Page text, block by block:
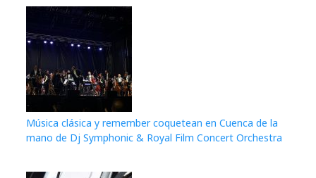
Música clásica y remember coquetean en Cuenca de la
mano de Dj Symphonic & Royal Film Concert Orchestra